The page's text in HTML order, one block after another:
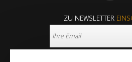
ZU NEWSLETTER